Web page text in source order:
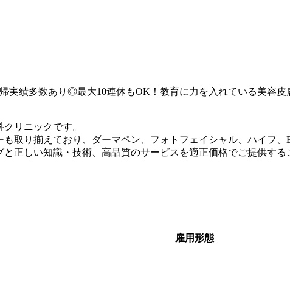
実績多数あり◎最大10連休もOK！教育に力を入れている美容
リニックです。
取り揃えており、ダーマペン、フォトフェイシャル、ハイフ、
正しい知識・技術、高品質のサービスを適正価格でご提供する
雇用形態